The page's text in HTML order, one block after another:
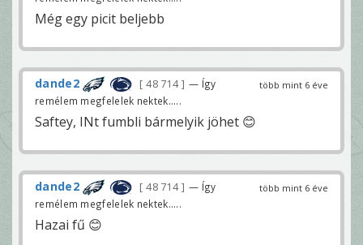
Még egy picit beljebb
több mint 6 éve
dande2 48 714
— Így
remélem megfelelek nektek.....
Saftey, INt fumbli bármelyik jöhet 😊
több mint 6 éve
dande2 48 714
— Így
remélem megfelelek nektek.....
Hazai fű 😊